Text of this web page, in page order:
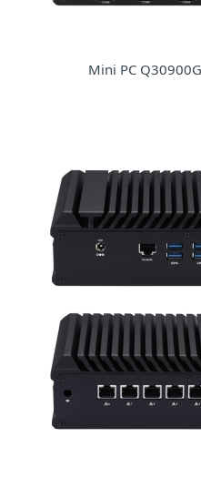
Mini PC